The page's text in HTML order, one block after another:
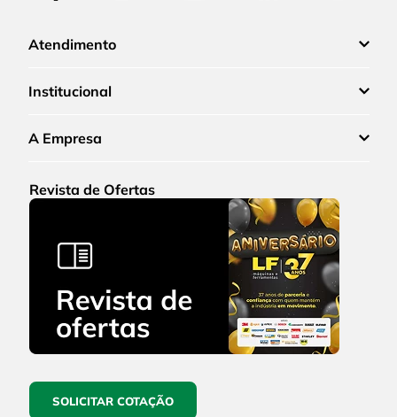
Atendimento
Institucional
A Empresa
Revista de Ofertas
SOLICITAR COTAÇÃO